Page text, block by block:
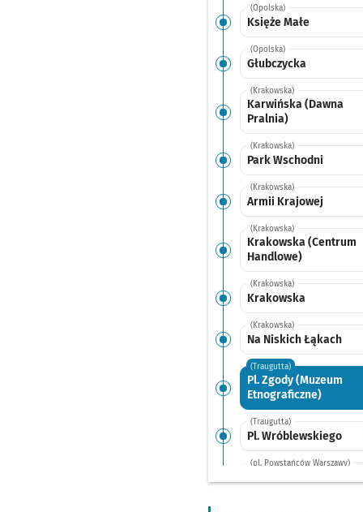
(Opolska)
Księże Małe
(Opolska)
Głubczycka
(Krakowska)
Karwińska (Dawna
Pralnia)
(Krakowska)
Park Wschodni
(Krakowska)
Armii Krajowej
(Krakowska)
Krakowska (Centrum
Handlowe)
(Krakowska)
Krakowska
(Krakowska)
Na Niskich Łąkach
(Traugutta)
Pl. Zgody (Muzeum
Etnograficzne)
(Traugutta)
Pl. Wróblewskiego
(pl. Powstańców Warszawy)